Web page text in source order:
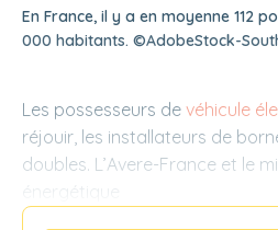
En France, il y a en moyenne 112
000 habitants. ©AdobeStock-
Les possesseurs de véhicule
réjouir, les installateurs de
doubles. L’Avere-France et le